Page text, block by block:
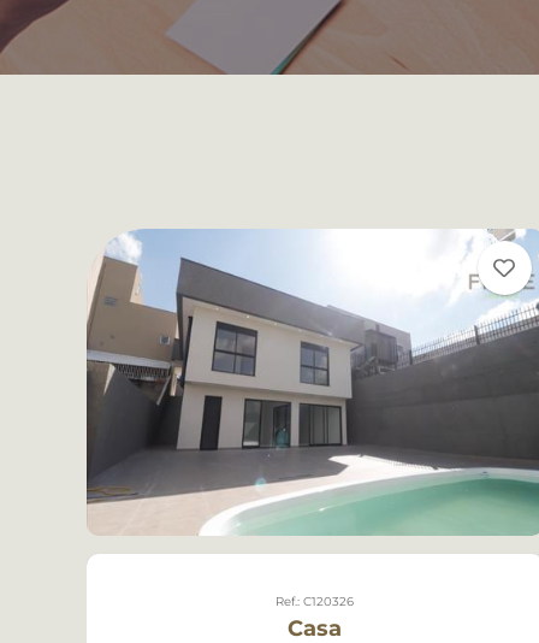
Apartamento
Apartamento Duplex
Casa
Casa Residencial
Casa de Condomínio
Chácara
Cobertura
Conjunto Comercial
Fazenda
Almirante
Araucaria
Fazenda Rio
Piraquara
Ref.: C120326
Casa